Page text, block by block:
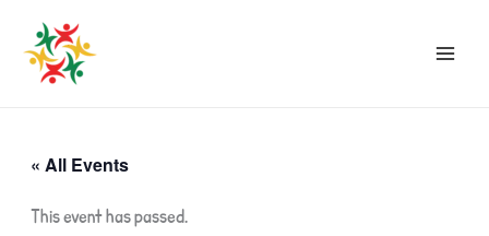
content
« All Events
This event has passed.